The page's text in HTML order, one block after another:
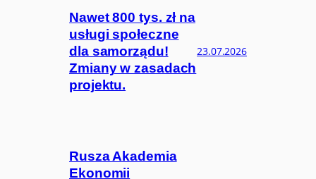
Nawet 800 tys. zł na
usługi społeczne
dla samorządu!
Zmiany w zasadach
projektu.
23.07.2026
Rusza Akademia
Ekonomii